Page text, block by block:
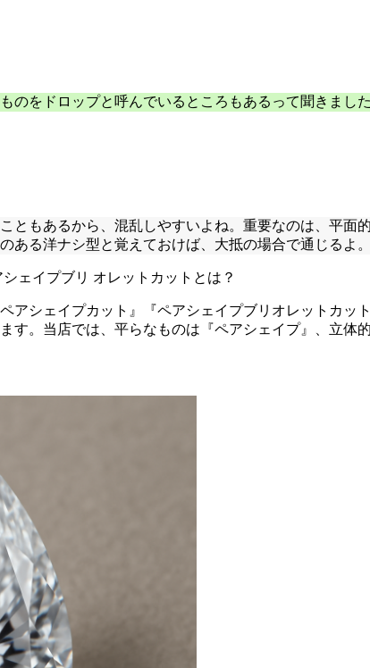
のをドロップと呼んでいるところもあるって聞きまし
ともあるから、混乱しやすいよね。重要なのは、平
ある洋ナシ型と覚えておけば、大抵の場合で通じるよ。
ェイプブリ オレットカットとは？
アシェイプカット』『ペアシェイプブリオレットカ
す。当店では、平らなものは『ペアシェイプ』、立体